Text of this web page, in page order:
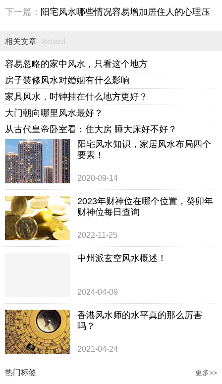
下一篇： 阳宅风水哪些情况容易增加居住人的心理压
力
相关文章 Related
容易忽略的家中风水，只看这个地方
房子装修风水对婚姻有什么影响
家具风水，时钟挂在什么地方更好？
大门朝向哪里风水最好？
从古代皇帝卧室看：住大房 睡大床好不好？
阳宅风水知识，家居风水布局四个
要素！
2020-09-14
2023年财神位在哪个位置，癸卯年
财神位每日查询
2022-11-25
中州派玄空风水概述！
2024-04-09
香港风水师的水平真的那么厉害
吗？
2021-04-24
热门标签 更多>>